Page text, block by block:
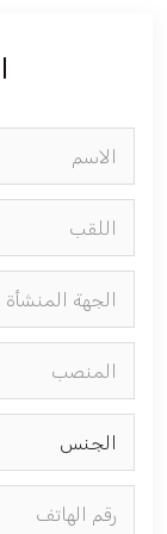
فعاليات الجوف
مشاريع الغرفة
الجنس